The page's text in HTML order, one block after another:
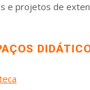
e projetos de